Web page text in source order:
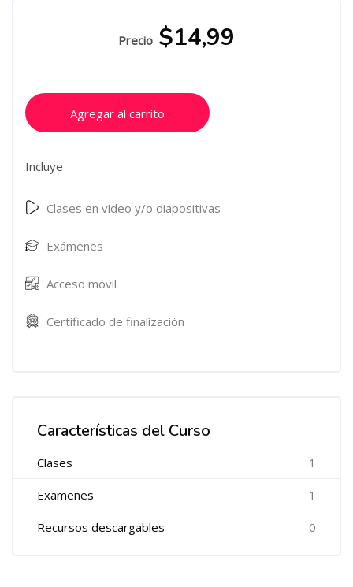
Precio $14,99
Agregar al carrito
Incluye
Clases en video y/o diapositivas
Exámenes
Acceso móvil
Certificado de finalización
Características del Curso
Clases 1
Examenes 1
Recursos descargables 0